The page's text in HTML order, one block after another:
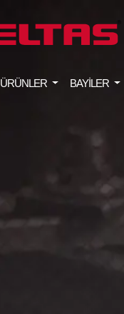
ÜRÜNLER BAYİLER